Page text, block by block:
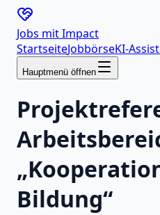
Jobs mitImpact
StartseiteJobbörseKI-
Hauptmenü öffnen
Bildung“